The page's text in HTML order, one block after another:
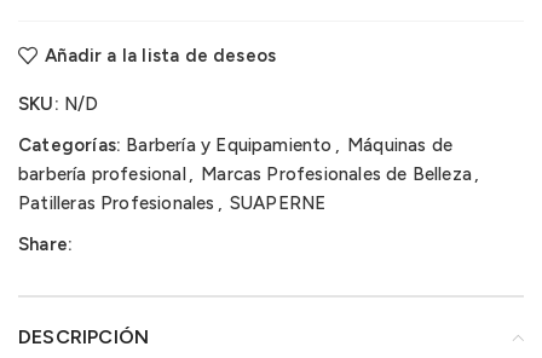
Añadir a la lista de deseos
SKU: N/D
Categorías: Barbería y Equipamiento , Máquinas de
barbería profesional, Marcas Profesionales de Belleza,
Patilleras Profesionales , SUAPERNE
Share:
DESCRIPCIÓN